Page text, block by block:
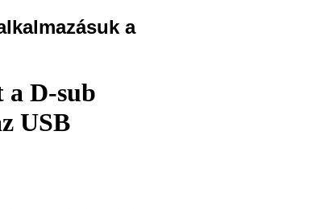
a
a D-sub
USB